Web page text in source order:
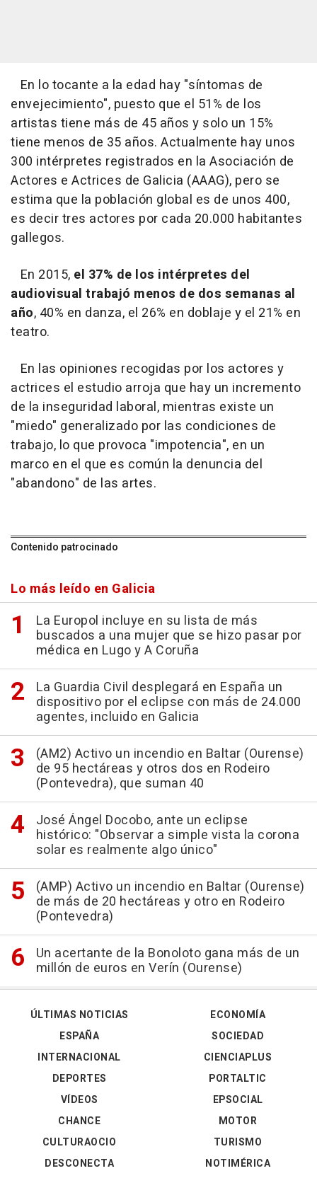
En lo tocante a la edad hay "síntomas de
envejecimiento", puesto que el 51% de los
artistas tiene más de 45 años y solo un 15%
tiene menos de 35 años. Actualmente hay unos
300 intérpretes registrados en la Asociación de
Actores e Actrices de Galicia (AAAG), pero se
estima que la población global es de unos 400,
es decir tres actores por cada 20.000 habitantes
gallegos.
En 2015, el 37% de los intérpretes del
audiovisual trabajó menos de dos semanas al
año, 40% en danza, el 26% en doblaje y el 21% en
teatro.
En las opiniones recogidas por los actores y
actrices el estudio arroja que hay un incremento
de la inseguridad laboral, mientras existe un
"miedo" generalizado por las condiciones de
trabajo, lo que provoca "impotencia", en un
marco en el que es común la denuncia del
"abandono" de las artes.
Contenido patrocinado
Lo más leído en Galicia
La Europol incluye en su lista de más
buscados a una mujer que se hizo pasar por
médica en Lugo y A Coruña
La Guardia Civil desplegará en España un
dispositivo por el eclipse con más de 24.000
agentes, incluido en Galicia
(AM2) Activo un incendio en Baltar (Ourense)
de 95 hectáreas y otros dos en Rodeiro
(Pontevedra), que suman 40
José Ángel Docobo, ante un eclipse
histórico: "Observar a simple vista la corona
solar es realmente algo único"
(AMP) Activo un incendio en Baltar (Ourense)
de más de 20 hectáreas y otro en Rodeiro
(Pontevedra)
Un acertante de la Bonoloto gana más de un
millón de euros en Verín (Ourense)
ÚLTIMAS NOTICIAS
ESPAÑA
INTERNACIONAL
DEPORTES
VÍDEOS
ECONOMÍA
SOCIEDAD
CIENCIAPLUS
PORTALTIC
EPSOCIAL
CHANCE
CULTURAOCIO
DESCONECTA
MOTOR
TURISMO
NOTIMÉRICA